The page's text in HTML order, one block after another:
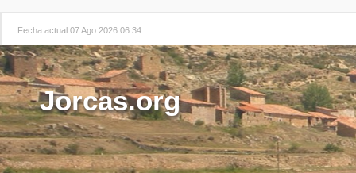
Fecha actual 07 Ago 2026 06:34
Jorcas.org